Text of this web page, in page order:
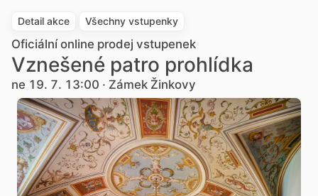
Detail akce Všechny vstupenky
Oficiální online prodej vstupenek
Vznešené patro prohlídka
ne 19. 7. 13:00 · Zámek Žinkovy